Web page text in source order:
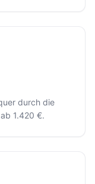
durch die
1.420 €.